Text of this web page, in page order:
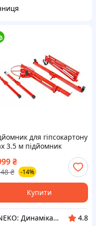
для гіпсокартону
3.5 м підйомник
для листів
₴
₴ -14%
Купити
📈NEKO: Динаміка інструментів для твого успіху
4.8